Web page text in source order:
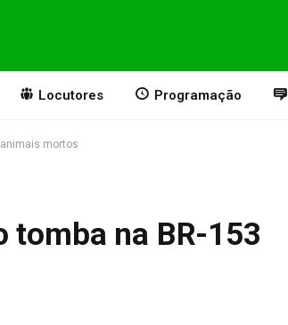
Locutores Programação
mortos
tomba na BR-153